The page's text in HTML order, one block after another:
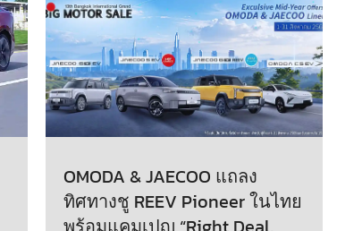
OMODA & JAECOO แถลง
ทิศทางชู REEV Pioneer ในไทย